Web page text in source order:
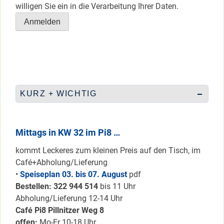
willigen Sie ein in die Verarbeitung Ihrer Daten.
KURZ + WICHTIG
Mittags in KW 32 im Pi8 …
kommt Leckeres zum kleinen Preis auf den Tisch, im
Café+Abholung/Lieferung
• Speiseplan 03. bis 07. August pdf
Bestellen: 322 944 514 bis 11 Uhr
Abholung/Lieferung 12-14 Uhr
Café Pi8 Pillnitzer Weg 8